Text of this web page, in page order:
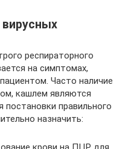
респираторного
на симптомах,
Часто наличие
кашлем являются
правильного
назначить: